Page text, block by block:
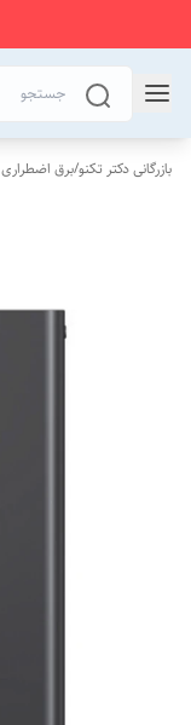
بازرگانی دکتر تکنو/برق اضطراری